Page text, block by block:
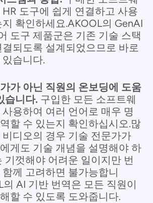
도구에 쉽게 연결하고 사용
확인하세요.AKOOL의 GenAI
도구 제품군은 기존 기술 스택
결되도록 설계되었으므로 바로
습니다.
가 아닌 직원의 온보딩에 도움
습니다. 구입한 모든 소프트웨
용하여 여러 언어로 매우 명
할 수 있는지 확인하십시오.많
비디오의 경우 기술 전문가가
게도 기술 개념을 설명해야 하
기껏해야 어려운 일이지만 번
께 고려하면 불가능합니
의 AI 기반 번역은 모든 직원이
할 수 있도록 도와줍니다.